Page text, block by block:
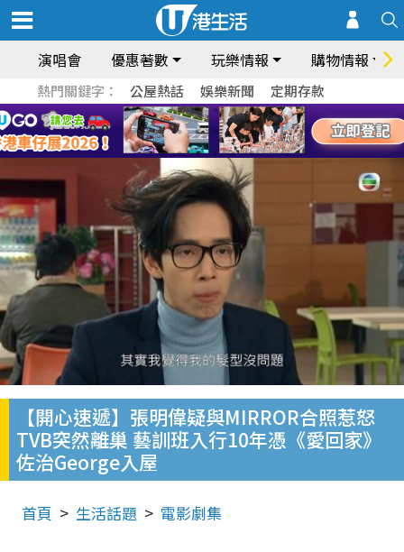
演唱會 優惠著數 玩樂情報 購物情報
熱門關鍵字： 公屋熱話 娛樂新聞 定期存款
【開心速遞】張明偉疑與MIRROR合照惹怒
TVB突然離巢 藝訓班入行10年憑《愛回家》
佐治George入屋
首頁 生活話題 電影劇集